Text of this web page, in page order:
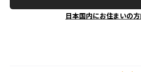
日本国内にお住まいの